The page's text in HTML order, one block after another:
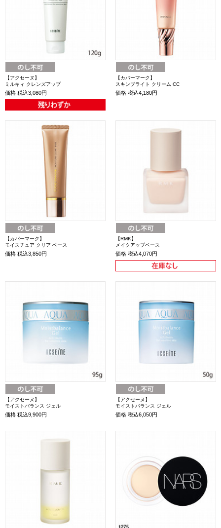
【アクセーヌ】
ミルキィ クレンズアップ
価格 税込3,080円
【カバーマーク】
スキンブライト クリーム CC
価格 税込4,180円
【カバーマーク】
モイスチュア クリア ベース
価格 税込3,850円
【RMK】
メイクアップベース
価格 税込4,070円
【アクセーヌ】
モイストバランス ジェル
価格 税込9,900円
【アクセーヌ】
モイストバランス ジェル
価格 税込6,050円